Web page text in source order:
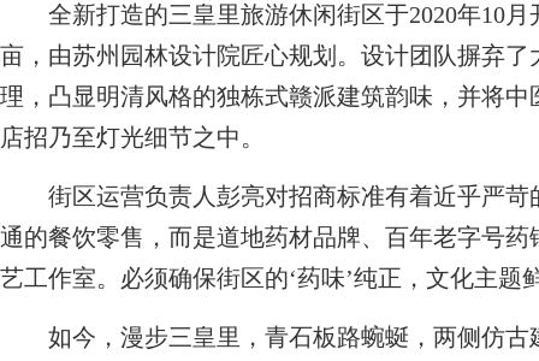
全新打造的三皇里旅游休闲街区于2020年10月
亩，由苏州园林设计院匠心规划。设计团队摒弃
理，凸显明清风格的独栋式赣派建筑韵味，并将
店招乃至灯光细节之中。
街区运营负责人彭亮对招商标准有着近乎严苛
通的餐饮零售，而是道地药材品牌、百年老字号
艺工作室。必须确保街区的‘药味’纯正，文化主题
如今，漫步三皇里，青石板路蜿蜒，两侧仿古